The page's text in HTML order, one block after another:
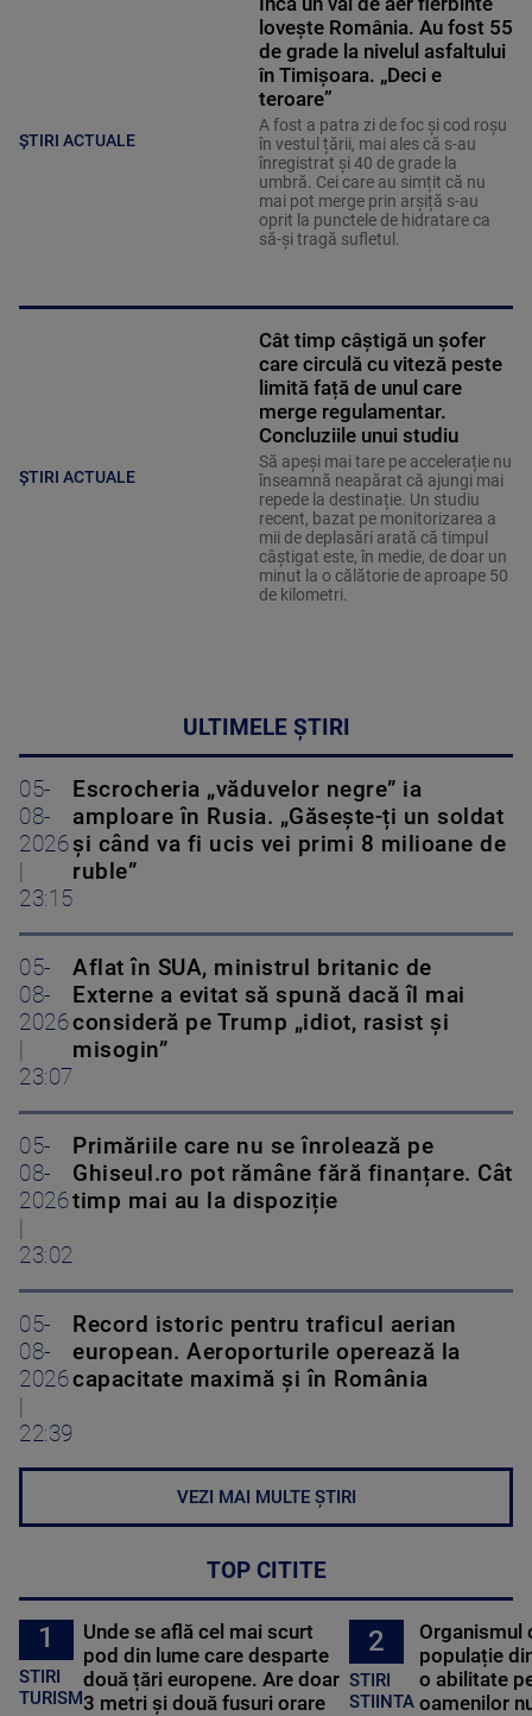
ȘTIRI ACTUALE
lovește România. Au fost 55
de grade la nivelul asfaltului
în Timișoara. „Deci e
teroare”
A fost a patra zi de foc și cod roșu
în vestul țării, mai ales că s-au
înregistrat și 40 de grade la
umbră. Cei care au simțit că nu
mai pot merge prin arșiță s-au
oprit la punctele de hidratare ca
să-și tragă sufletul.
ȘTIRI ACTUALE
Cât timp câștigă un șofer
care circulă cu viteză peste
limită față de unul care
merge regulamentar.
Concluziile unui studiu
Să apeși mai tare pe accelerație nu
înseamnă neapărat că ajungi mai
repede la destinație. Un studiu
recent, bazat pe monitorizarea a
mii de deplasări arată că timpul
câștigat este, în medie, de doar un
minut la o călătorie de aproape 50
de kilometri.
ULTIMELE ȘTIRI
05-
08-
2026
23:15
Escrocheria „văduvelor negre” ia
amploare în Rusia. „Găsește-ți un soldat
și când va fi ucis vei primi 8 milioane de
ruble”
05-
08-
2026
23:07
Aflat în SUA, ministrul britanic de
Externe a evitat să spună dacă îl mai
consideră pe Trump „idiot, rasist și
misogin”
05-
08-
2026
23:02
Primăriile care nu se înrolează pe
Ghiseul.ro pot rămâne fără finanțare. Cât
timp mai au la dispoziție
05-
08-
2026
22:39
Record istoric pentru traficul aerian
european. Aeroporturile operează la
capacitate maximă și în România
VEZI MAI MULTE ȘTIRI
TOP CITITE
1
STIRI
TURISM
Unde se află cel mai scurt
pod din lume care desparte
două țări europene. Are doar
3 metri și două fusuri orare
2
STIRI
STIINTA
Organismul
populație
o abilitate
oamenilor